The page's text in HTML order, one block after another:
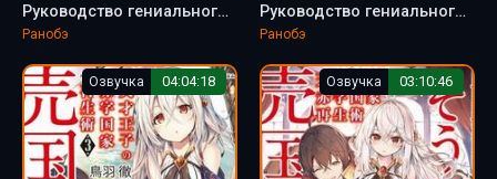
Руководство гениального принца по вызволению страны из долгов (пора и родину продать) - Тоба Тоору
Ранобэ
Руководство гениального принца по вызволению страны из долгов (пора и родину продать) 5 - Тоба Тоору
Ранобэ
Озвучка 04:04:18 Озвучка 03:10:46